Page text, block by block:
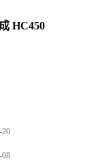
HC450
20
08